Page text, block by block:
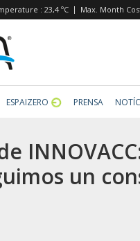
: 23,4 ºC Max. Month
ESPAIZERO PRENSA
un